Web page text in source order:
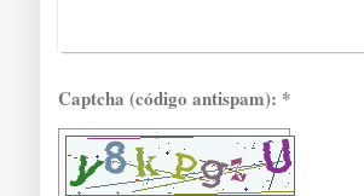
Captcha (código antispam): *